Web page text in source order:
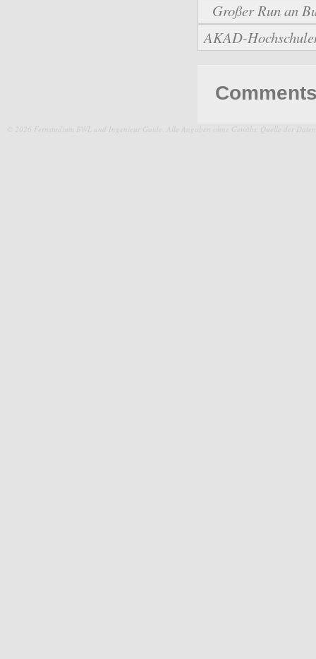
Großer Run an
AKAD-
© 2026 Fernstudium BWL und Ingenieur Guide. Alle Angaben ohne Gewähr. Quelle der